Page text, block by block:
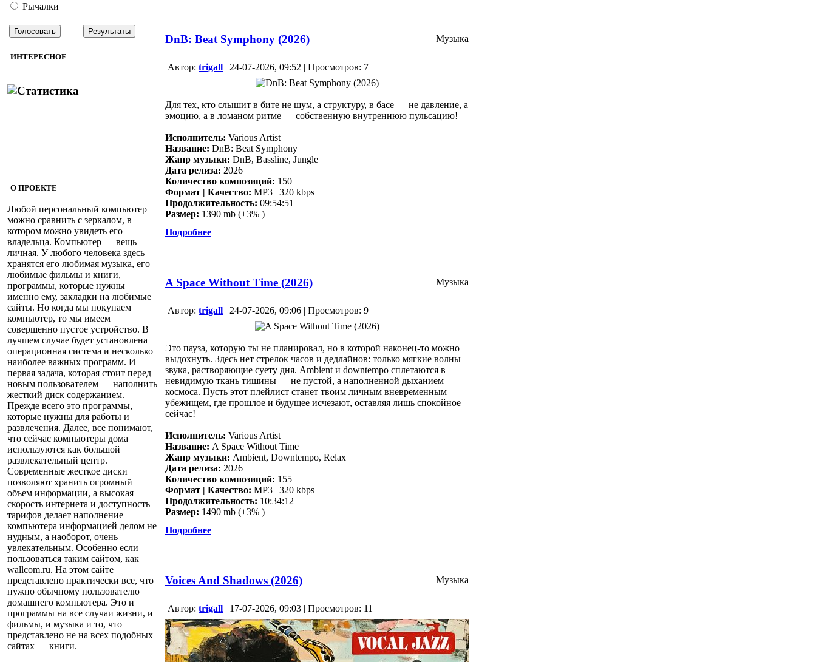
Рычалки
ИНТЕРЕСНОЕ
О ПРОЕКТЕ
Любой персональный компьютер
можно сравнить с зеркалом, в
котором можно увидеть его
владельца. Компьютер — вещь
личная. У любого человека здесь
хранятся его любимая музыка, его
любимые фильмы и книги,
программы, которые нужны
именно ему, закладки на любимые
сайты. Но когда мы покупаем
компьютер, то мы имеем
совершенно пустое устройство. В
лучшем случае будет установлена
операционная система и несколько
наиболее важных программ. И
первая задача, которая стоит перед
новым пользователем — наполнить
жесткий диск содержанием.
Прежде всего это программы,
которые нужны для работы и
развлечения. Далее, все понимают,
что сейчас компьютеры дома
используются как большой
развлекательный центр.
Современные жесткое диски
позволяют хранить огромный
объем информации, а высокая
скорость интернета и доступность
тарифов делает наполнение
компьютера информацией делом не
нудным, а наоборот, очень
увлекательным. Особенно если
пользоваться таким сайтом, как
wallcom.ru. На этом сайте
представлено практически все, что
нужно обычному пользователю
домашнего компьютера. Это и
программы на все случаи жизни, и
фильмы, и музыка и то, что
представлено не на всех подобных
сайтах — книги.
DnB: Beat Symphony (2026) Музыка
Aвтор: trigall | 24-07-2026, 09:52 | Просмотров: 7
Для тех, кто слышит в бите не шум, а структуру, в басе — не давление, а
эмоцию, а в ломаном ритме — собственную внутреннюю пульсацию!
Исполнитель: Various Artist
Название: DnB: Beat Symphony
Жанр музыки: DnB, Bassline, Jungle
Дата релиза: 2026
Количество композиций: 150
Формат | Качество: MP3 | 320 kbps
Продолжительность: 09:54:51
Размер: 1390 mb (+3% )
Подробнее
A Space Without Time (2026) Музыка
Aвтор: trigall | 24-07-2026, 09:06 | Просмотров: 9
Это пауза, которую ты не планировал, но в которой наконец-то можно
выдохнуть. Здесь нет стрелок часов и дедлайнов: только мягкие волны
звука, растворяющие суету дня. Ambient и downtempo сплетаются в
невидимую ткань тишины — не пустой, а наполненной дыханием
космоса. Пусть этот плейлист станет твоим личным вневременным
убежищем, где прошлое и будущее исчезают, оставляя лишь спокойное
сейчас!
Исполнитель: Various Artist
Название: A Space Without Time
Жанр музыки: Ambient, Downtempo, Relax
Дата релиза: 2026
Количество композиций: 155
Формат | Качество: MP3 | 320 kbps
Продолжительность: 10:34:12
Размер: 1490 mb (+3% )
Подробнее
Voices And Shadows (2026) Музыка
Aвтор: trigall | 17-07-2026, 09:03 | Просмотров: 11